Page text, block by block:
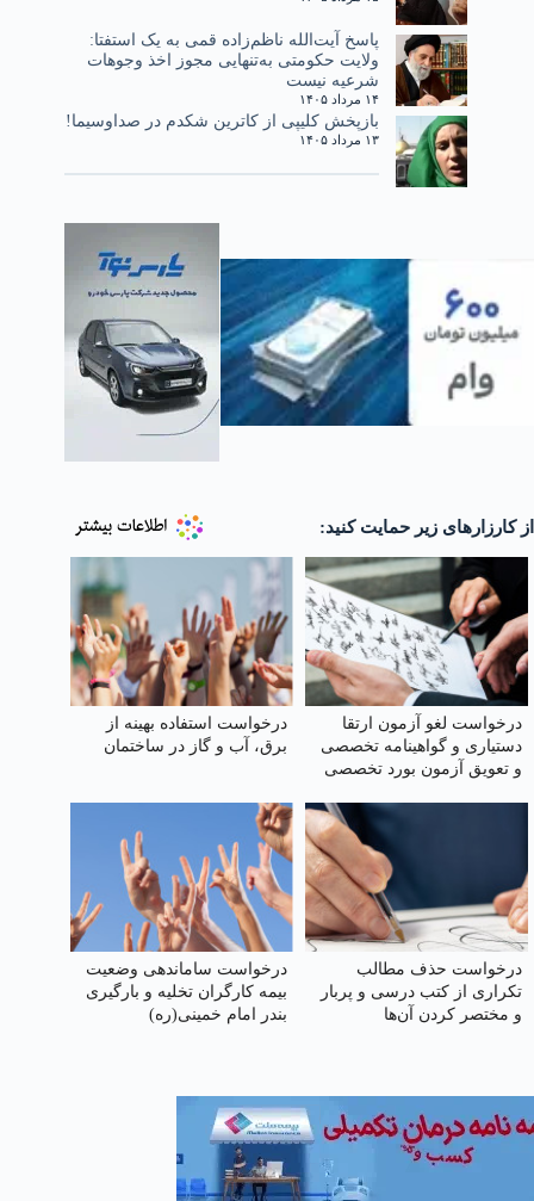
پاسخ آیت‌الله ناظم‌زاده قمی به یک استفتا:
ولایت حکومتی به‌تنهایی مجوز اخذ وجوهات
شرعیه نیست
۱۴ مرداد ۱۴۰۵
بازپخش کلیپی از کاترین شکدم در صداوسیما!
۱۳ مرداد ۱۴۰۵
از کارزارهای زیر حمایت کنید:
درخواست لغو آزمون ارتقا
دستیاری و گواهینامه تخصصی
و تعویق آزمون بورد تخصصی
درخواست استفاده بهینه از
برق، آب و گاز در ساختمان
درخواست حذف مطالب
تکراری از کتب درسی و پربار
و مختصر کردن آن‌ها
درخواست ساماندهی وضعیت
بیمه کارگران تخلیه و بارگیری
بندر امام خمینی‌(ره)